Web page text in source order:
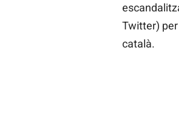
Twitter) per
català.